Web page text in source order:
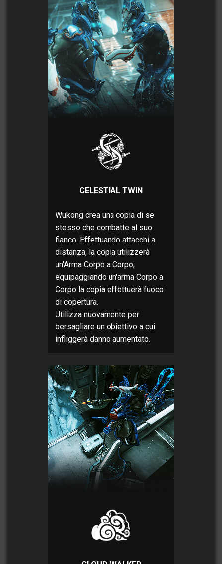
CELESTIAL TWIN
Wukong crea una copia di se
stesso che combatte al suo
fianco. Effettuando attacchi a
distanza, la copia utilizzerà
un'Arma Corpo a Corpo,
equipaggiando un'arma Corpo a
Corpo la copia effettuerà fuoco
di copertura.
Utilizza nuovamente per
bersagliare un obiettivo a cui
infliggerà danno aumentato.